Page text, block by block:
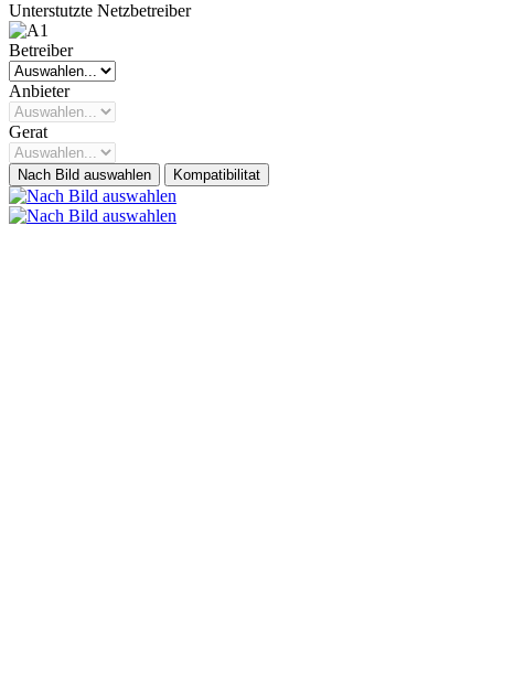
Unterstutzte Netzbetreiber
Betreiber
Anbieter
Gerat